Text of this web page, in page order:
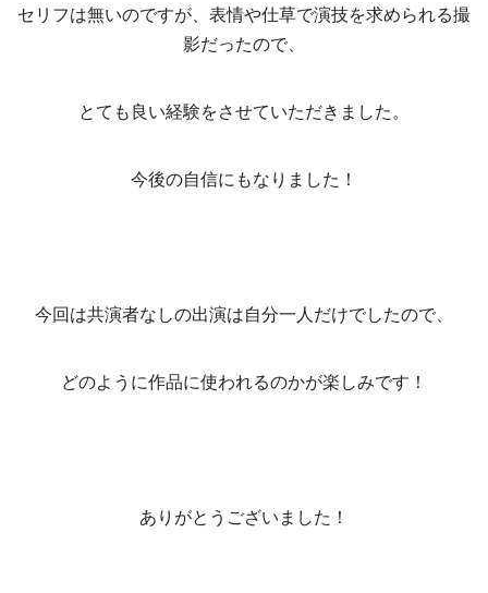
セリフは無いのですが、表情や仕草で演技を求められる撮
影だったので、
とても良い経験をさせていただきました。
今後の自信にもなりました！
今回は共演者なしの出演は自分一人だけでしたので、
どのように作品に使われるのかが楽しみです！
ありがとうございました！